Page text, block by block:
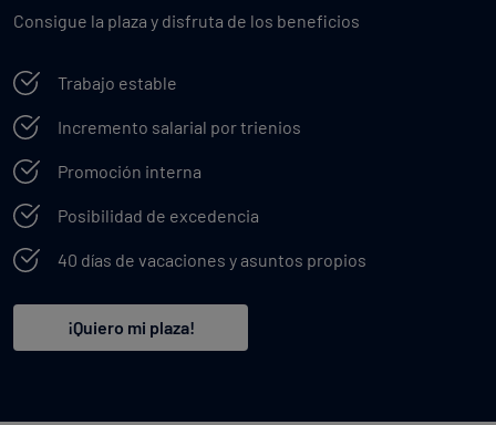
Consigue la plaza y disfruta de los beneficios
Trabajo estable
Incremento salarial por trienios
Promoción interna
Posibilidad de excedencia
40 días de vacaciones y asuntos propios
¡Quiero mi plaza!